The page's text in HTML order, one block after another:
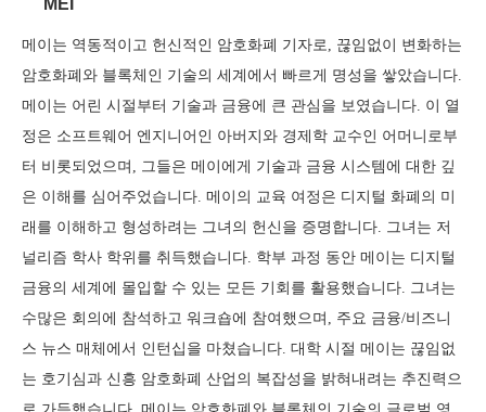
MEI
메이는 역동적이고 헌신적인 암호화폐 기자로, 끊임없이 변화하는
암호화폐와 블록체인 기술의 세계에서 빠르게 명성을 쌓았습니다.
메이는 어린 시절부터 기술과 금융에 큰 관심을 보였습니다. 이 열
정은 소프트웨어 엔지니어인 아버지와 경제학 교수인 어머니로부
터 비롯되었으며, 그들은 메이에게 기술과 금융 시스템에 대한 깊
은 이해를 심어주었습니다. 메이의 교육 여정은 디지털 화폐의 미
래를 이해하고 형성하려는 그녀의 헌신을 증명합니다. 그녀는 저
널리즘 학사 학위를 취득했습니다. 학부 과정 동안 메이는 디지털
금융의 세계에 몰입할 수 있는 모든 기회를 활용했습니다. 그녀는
수많은 회의에 참석하고 워크숍에 참여했으며, 주요 금융/비즈니
스 뉴스 매체에서 인턴십을 마쳤습니다. 대학 시절 메이는 끊임없
는 호기심과 신흥 암호화폐 산업의 복잡성을 밝혀내려는 추진력으